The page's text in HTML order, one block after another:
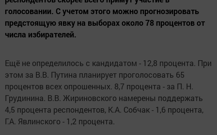
голосовании. С учетом этого можно прогнозировать
предстоящую явку на выборах около 78 процентов от
числа избирателей.
Ещё не определилось с кандидатом - 12,8 процента. При
этом за В.В. Путина планирует проголосовать 65
процентов всех опрошенных. 8,7 процента - за П. Н.
Грудинина. В.В. Жириновского намерены поддержать
4,5 процента респондентов, К.А. Собчак - 1,6 процента,
Г.А. Явлинского - 1,2 процента.